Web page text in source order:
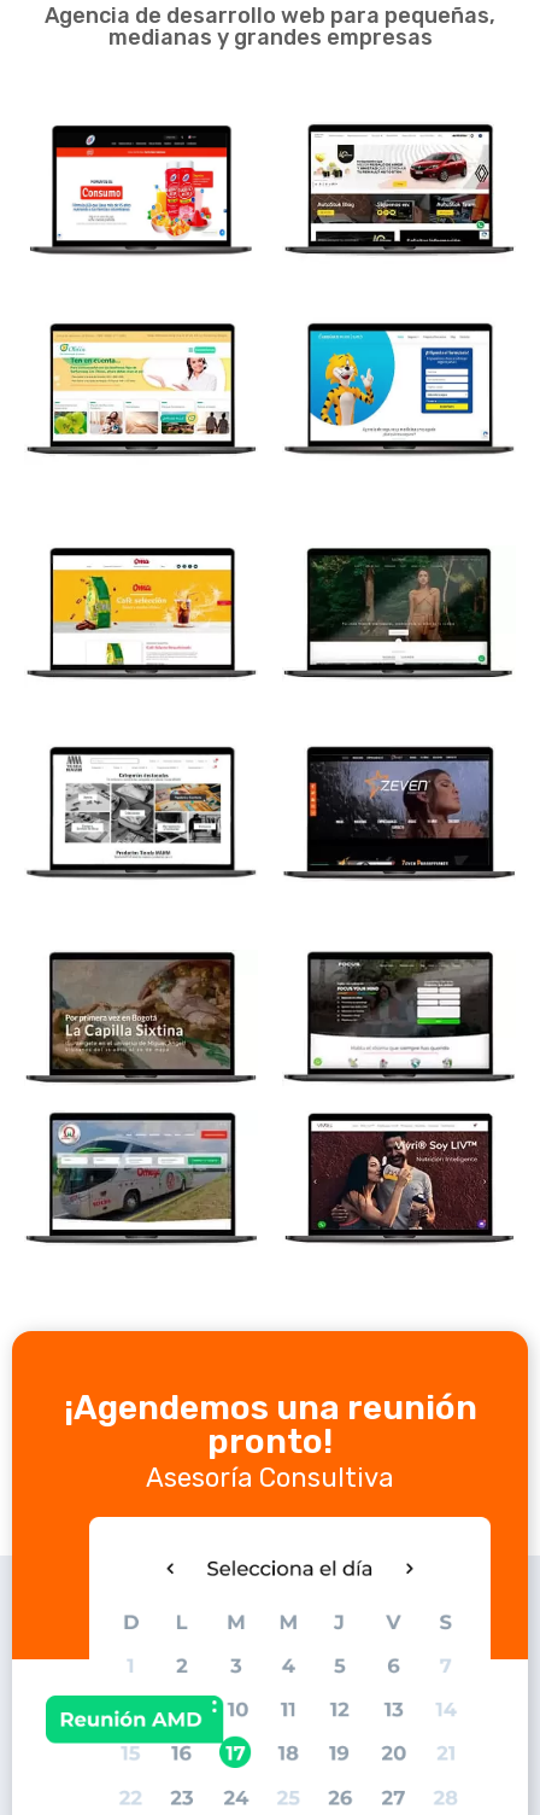
Agencia de desarrollo web para pequeñas,
medianas y grandes empresas
¡Agendemos una reunión
pronto!
Asesoría Consultiva